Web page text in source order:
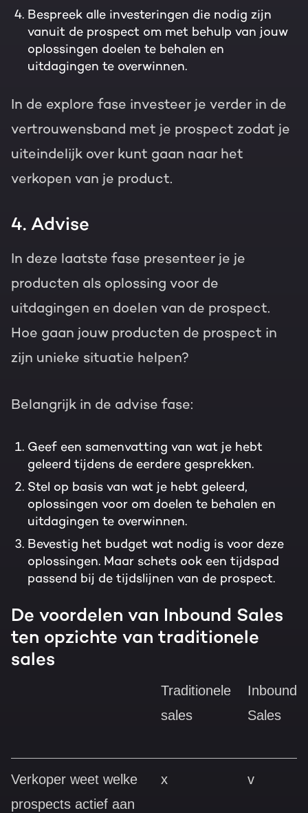
Bespreek alle investeringen die nodig zijn
vanuit de prospect om met behulp van jouw
oplossingen doelen te behalen en
uitdagingen te overwinnen.
In de explore fase investeer je verder in de
vertrouwensband met je prospect zodat je
uiteindelijk over kunt gaan naar het
verkopen van je product.
4. Advise
In deze laatste fase presenteer je je
producten als oplossing voor de
uitdagingen en doelen van de prospect.
Hoe gaan jouw producten de prospect in
zijn unieke situatie helpen?
Belangrijk in de advise fase:
Geef een samenvatting van wat je hebt
geleerd tijdens de eerdere gesprekken.
Stel op basis van wat je hebt geleerd,
oplossingen voor om doelen te behalen en
uitdagingen te overwinnen.
Bevestig het budget wat nodig is voor deze
oplossingen. Maar schets ook een tijdspad
passend bij de tijdslijnen van de prospect.
De voordelen van Inbound Sales
ten opzichte van traditionele
sales
Traditionele
sales
Inbound
Sales
Verkoper weet welke
prospects actief aan
x v